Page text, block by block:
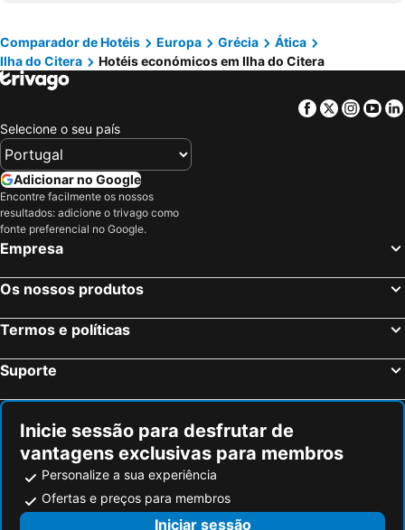
Comparador de Hotéis Europa Grécia
Ática
Ilha do Citera
Hotéis económicos em Ilha do Citera
Facebook
Twitter
Selecione o seu país
Adicionar no Google
Encontre facilmente os nossos
resultados: adicione o trivago como
fonte preferencial no Google.
Empresa
Os nossos produtos
Termos e políticas
Suporte
Inicie sessão para desfrutar de
vantagens exclusivas para membros
Personalize a sua experiência
Ofertas e preços para membros
Iniciar sessão